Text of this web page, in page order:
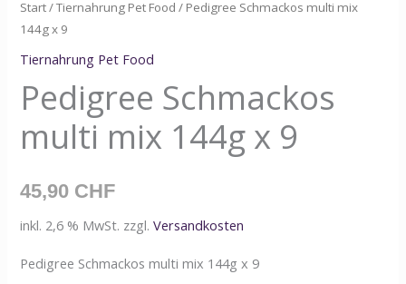
Start/Tiernahrung Pet Food / Pedigree Schmackos multi mix
144g x 9
Tiernahrung Pet Food
Pedigree Schmackos
multi mix 144g x 9
45,90 CHF
inkl. 2,6 % MwSt. zzgl.Versandkosten
Pedigree Schmackos multi mix 144g x 9
multi
mix
144g
9
Menge